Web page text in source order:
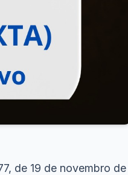
de 19 de novembro de